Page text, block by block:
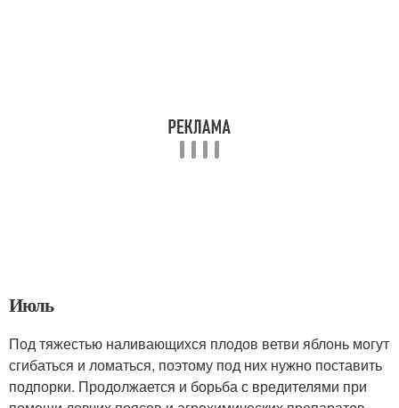
Июль
Под тяжестью наливающихся плодов ветви яблонь могут
сгибаться и ломаться, поэтому под них нужно поставить
подпорки. Продолжается и борьба с вредителями при